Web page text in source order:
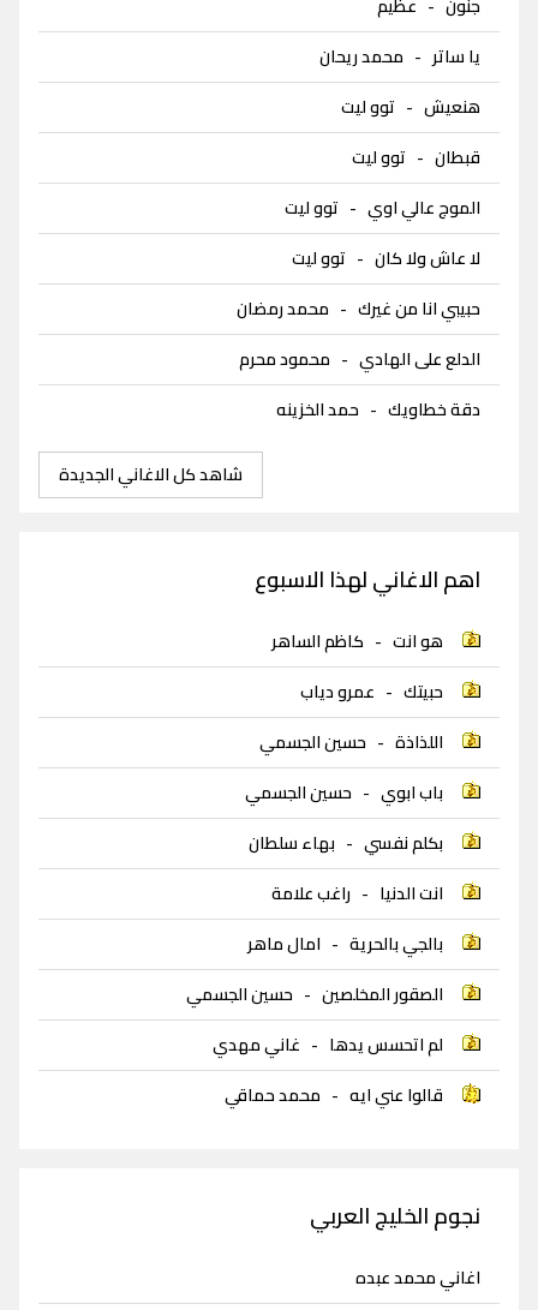
يا ساتر - محمد ريحان
هنعيش - توو ليت
قبطان - توو ليت
الموج عالي اوي - توو ليت
لا عاش ولا كان - توو ليت
حبيبي انا من غيرك - محمد رمضان
الدلع على الهادي - محمود محرم
دقة خطاويك - حمد الخزينه
شاهد كل الاغاني الجديدة
اهم الاغاني لهذا الاسبوع
هو انت - كاظم الساهر
حبيتك - عمرو دياب
اللذاذة - حسين الجسمي
باب ابوي - حسين الجسمي
بكلم نفسي - بهاء سلطان
انت الدنيا - راغب علامة
بالجي بالحرية - امال ماهر
الصقور المخلصين - حسين الجسمي
لم اتحسس يدها - غاني مهدي
قالوا عني ايه - محمد حماقي
نجوم الخليج العربي
اغاني محمد عبده